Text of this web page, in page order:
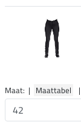
Maat: | Maattabel |